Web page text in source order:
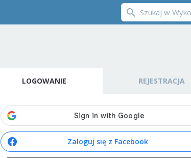
LOGOWANIE REJESTRACJA
Zaloguj się z Facebook